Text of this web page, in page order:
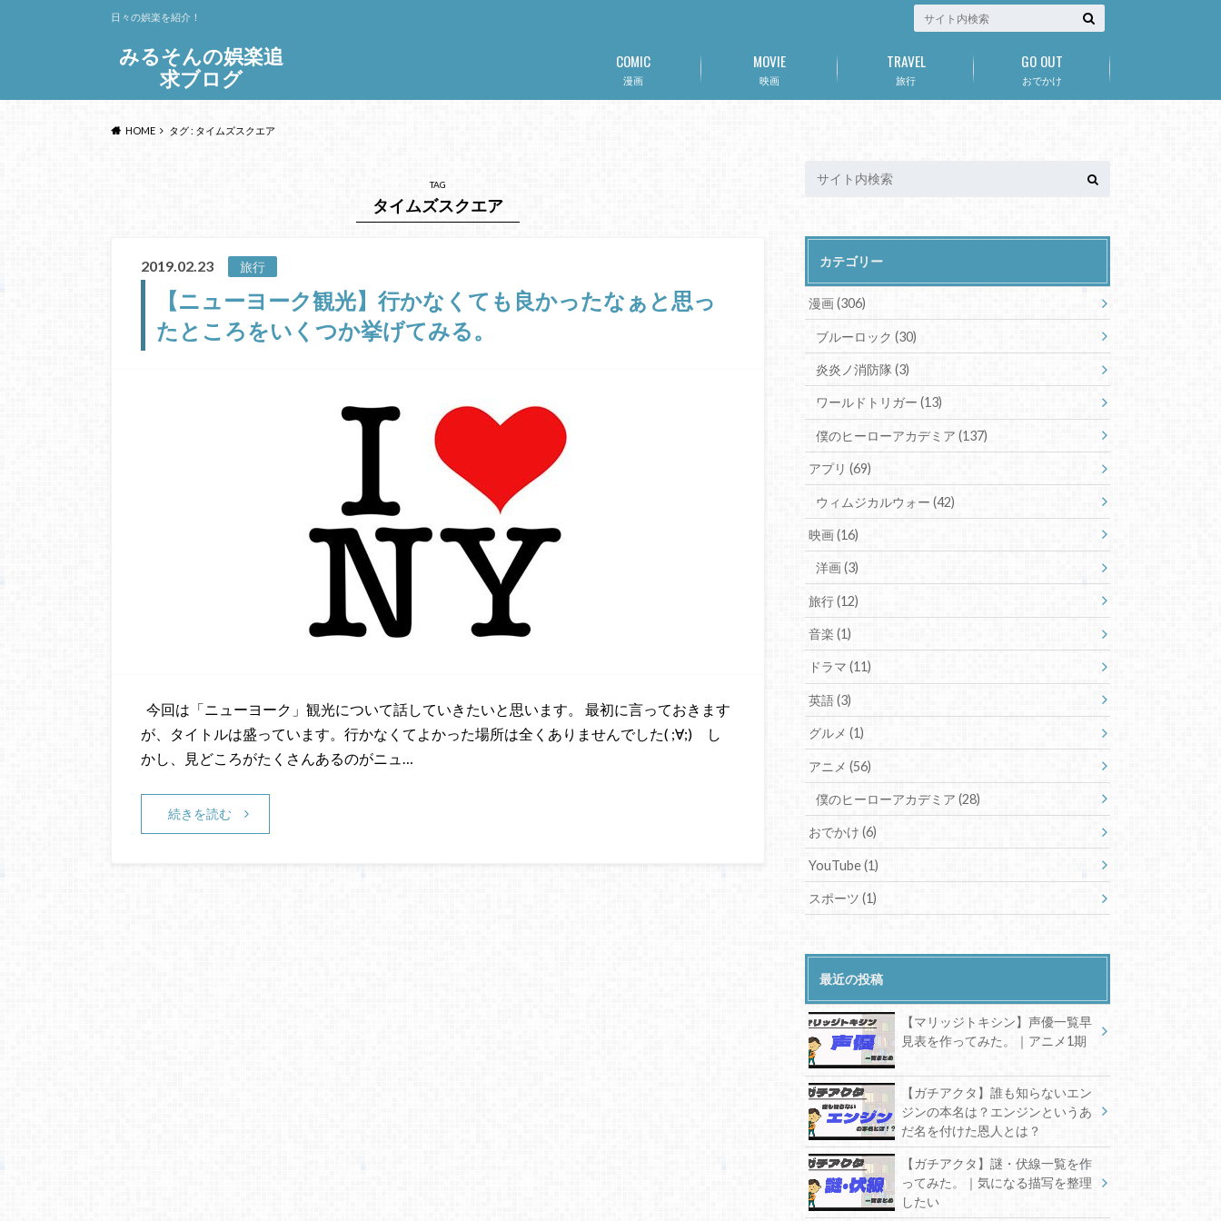
みるそんの娯楽追
求ブログ
日々の娯楽を紹介！
漫画
COMIC
映画
MOVIE
旅行
TRAVEL
おでかけ
GO OUT
HOME タグ : タイムズスクエア
TAG
タイムズスクエア
2019.02.23 旅行
【ニューヨーク観光】行かなくても良かったなぁと思っ
たところをいくつか挙げてみる。
今回は「ニューヨーク」観光について話していきたいと思います。 最初に言っておきます
が、タイトルは盛っています。行かなくてよかった場所は全くありませんでした( ;∀;) し
かし、見どころがたくさんあるのがニュ…
続きを読む
カテゴリー
漫画(306)
ブルーロック (30)
炎炎ノ消防隊(3)
ワールドトリガー (13)
僕のヒーローアカデミア (137)
アプリ(69)
ウィムジカルウォー (42)
映画(16)
洋画(3)
旅行(12)
音楽(1)
ドラマ(11)
英語(3)
グルメ(1)
アニメ(56)
僕のヒーローアカデミア (28)
おでかけ(6)
YouTube(1)
スポーツ(1)
最近の投稿
【マリッジトキシン】声優一覧早
見表を作ってみた。｜アニメ1期
【ガチアクタ】誰も知らないエン
ジンの本名は？エンジンというあ
だ名を付けた恩人とは？
【ガチアクタ】謎・伏線一覧を作
ってみた。｜気になる描写を整理
したい